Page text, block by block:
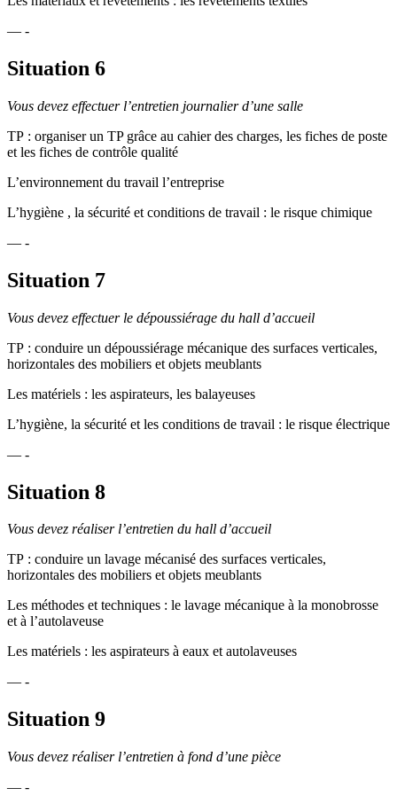
— -
Situation 6
Vous devez effectuer l’entretien journalier d’une salle
TP : organiser un TP grâce au cahier des charges, les fiches de poste
et les fiches de contrôle qualité
L’environnement du travail l’entreprise
L’hygiène , la sécurité et conditions de travail : le risque chimique
— -
Situation 7
Vous devez effectuer le dépoussiérage du hall d’accueil
TP : conduire un dépoussiérage mécanique des surfaces verticales,
horizontales des mobiliers et objets meublants
Les matériels : les aspirateurs, les balayeuses
L’hygiène, la sécurité et les conditions de travail : le risque électrique
— -
Situation 8
Vous devez réaliser l’entretien du hall d’accueil
TP : conduire un lavage mécanisé des surfaces verticales,
horizontales des mobiliers et objets meublants
Les méthodes et techniques : le lavage mécanique à la monobrosse
et à l’autolaveuse
Les matériels : les aspirateurs à eaux et autolaveuses
— -
Situation 9
Vous devez réaliser l’entretien à fond d’une pièce
— -